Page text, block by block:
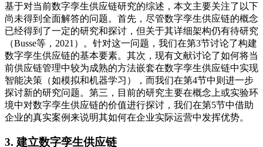
基于对当前数字孪生供应链研究的综述，本文主要关注了以下
尚未得到全面解答的问题。首先，尽管数字孪生供应链的概念
已经得到了一定的研究和探讨，但关于其详细架构仍有待研究
（Busse等，2021）。针对这一问题，我们在第3节讨论了构建
数字孪生供应链的基本要素。其次，现有文献讨论了如何将当
前供应链管理中较为成熟的方法嵌套在数字孪生供应链中实现
智能决策（如模拟和机器学习），而我们在第4节中则进一步
探讨新的研究问题。第三，目前的研究主要在概念上或实验环
境中对数字孪生供应链的价值进行探讨，我们在第5节中借助
企业的真实案例来说明其如何在企业实际运营中发挥优势。
3. 建立数字孪生供应链